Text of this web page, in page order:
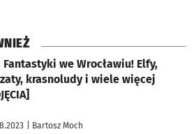
Fantastyki we Wrocławiu! Elfy,
krasnoludy i wiele więcej
| Bartosz Moch